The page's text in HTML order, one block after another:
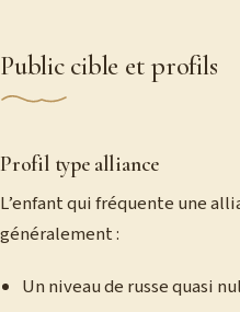
Public cible et profils
Profil type alliance
L’enfant qui fréquente une
généralement :
Un niveau de russe quasi